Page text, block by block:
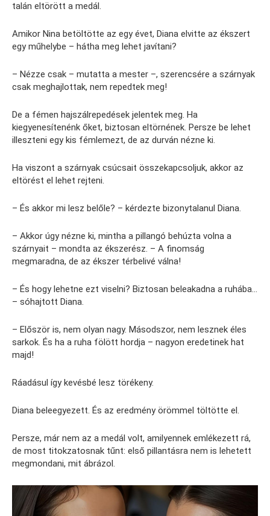
talán eltörött a medál.
Amikor Nina betöltötte az egy évet, Diana elvitte az ékszert
egy műhelybe – hátha meg lehet javítani?
– Nézze csak – mutatta a mester –, szerencsére a szárnyak
csak meghajlottak, nem repedtek meg!
De a fémen hajszálrepedések jelentek meg. Ha
kiegyenesítenénk őket, biztosan eltörnének. Persze be lehet
illeszteni egy kis fémlemezt, de az durván nézne ki.
Ha viszont a szárnyak csúcsait összekapcsoljuk, akkor az
eltörést el lehet rejteni.
– És akkor mi lesz belőle? – kérdezte bizonytalanul Diana.
– Akkor úgy nézne ki, mintha a pillangó behúzta volna a
szárnyait – mondta az ékszerész. – A finomság
megmaradna, de az ékszer térbelivé válna!
– És hogy lehetne ezt viselni? Biztosan beleakadna a ruhába…
– sóhajtott Diana.
– Először is, nem olyan nagy. Másodszor, nem lesznek éles
sarkok. És ha a ruha fölött hordja – nagyon eredetinek hat
majd!
Ráadásul így kevésbé lesz törékeny.
Diana beleegyezett. És az eredmény örömmel töltötte el.
Persze, már nem az a medál volt, amilyennek emlékezett rá,
de most titokzatosnak tűnt: első pillantásra nem is lehetett
megmondani, mit ábrázol.